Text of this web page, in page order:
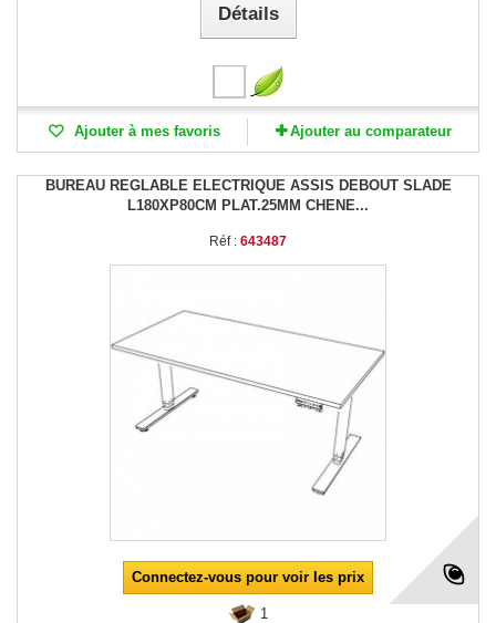
Détails
Ajouter à mes favoris Ajouter au comparateur
BUREAU REGLABLE ELECTRIQUE ASSIS DEBOUT SLADE
L180XP80CM PLAT.25MM CHENE...
Réf : 643487
Connectez-vous pour voir les prix
1